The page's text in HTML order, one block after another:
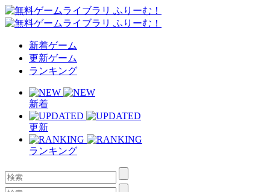
新着ゲーム
更新ゲーム
ランキング
新着
更新
ランキング